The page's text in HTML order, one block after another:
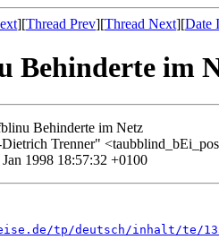
][Thread Prev][Thread Next][Date
Behinderte im
Behinderte im Netz
Trenner"
Jan 1998 18:57:32 +0100
tp/deutsch/inhalt/te/